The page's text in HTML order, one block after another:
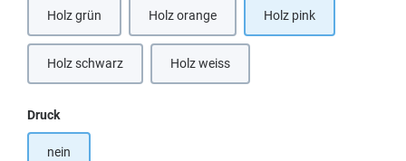
Holz grün Holz orange Holz pink
Holz schwarz Holz weiss
Druckauswählen
nein